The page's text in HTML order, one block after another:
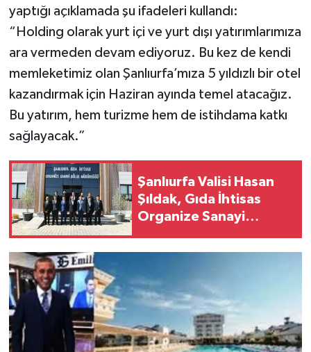
yaptığı açıklamada şu ifadeleri kullandı:
“Holding olarak yurt içi ve yurt dışı yatırımlarımıza
ara vermeden devam ediyoruz. Bu kez de kendi
memleketimiz olan Şanlıurfa’mıza 5 yıldızlı bir otel
kazandırmak için Haziran ayında temel atacağız.
Bu yatırım, hem turizme hem de istihdama katkı
sağlayacak.”
Şanlıurfa Valisi Hasan
Şıldak, Gıda İhtisas
Organize Sanayi
incelemelerde bulundu.